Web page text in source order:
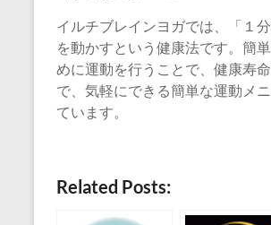
イルチブレインヨガでは、「１
を動かすという健康法です。簡
めに運動を行うことで、健康寿
で、気軽にできる簡単な運動メ
ています。
Related Posts: